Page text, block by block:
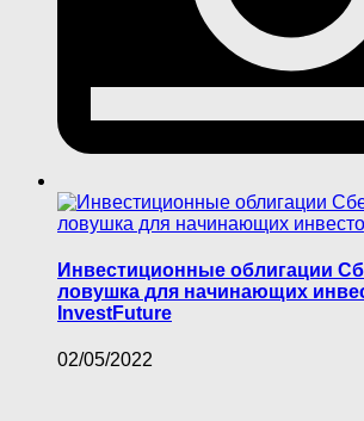
Инвестиционные облигации
ловушка для начинающих
InvestFuture
02/05/2022